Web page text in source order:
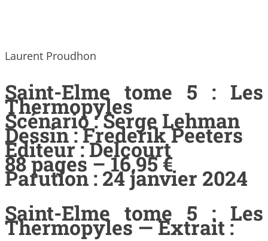
Laurent Proudhon
Saint-Elme tome 5 : Les
Thermopyles
Scénario : Serge Lehman
Dessin : Frederik Peeters
Editeur : Delcourt
88 pages – 16,95 €
Parution : 24 janvier 2024
Saint-Elme tome 5 : Les
Thermopyles — Extrait :